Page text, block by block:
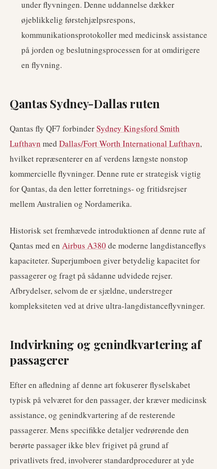
under flyvningen. Denne uddannelse dækker
øjeblikkelig førstehjælpsrespons,
kommunikationsprotokoller med medicinsk assistance
på jorden og beslutningsprocessen for at omdirigere
en flyvning.
Qantas Sydney-Dallas ruten
Qantas fly QF7 forbinderSydney Kingsford Smith
Lufthavn med Dallas/Fort Worth International Lufthavn,
hvilket repræsenterer en af verdens længste nonstop
kommercielle flyvninger. Denne rute er strategisk vigtig
for Qantas, da den letter forretnings- og fritidsrejser
mellem Australien og Nordamerika.
Historisk set fremhævede introduktionen af denne rute af
Qantas med en Airbus A380 de moderne langdistanceflys
kapaciteter. Superjumboen giver betydelig kapacitet for
passagerer og fragt på sådanne udvidede rejser.
Afbrydelser, selvom de er sjældne, understreger
kompleksiteten ved at drive ultra-langdistanceflyvninger.
Indvirkning og genindkvartering af
passagerer
Efter en afledning af denne art fokuserer flyselskabet
typisk på velværet for den passager, der kræver medicinsk
assistance, og genindkvartering af de resterende
passagerer. Mens specifikke detaljer vedrørende den
berørte passager ikke blev frigivet på grund af
privatlivets fred, involverer standardprocedurer at yde